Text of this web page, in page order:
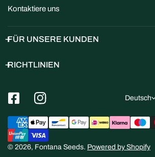
Kontaktiere uns
FÜR UNSERE KUNDEN
RICHTLINIEN
S
p
r
a
Deutsch
© 2026, Fontana Seeds. Powered by Shopify
Zahlungsarten